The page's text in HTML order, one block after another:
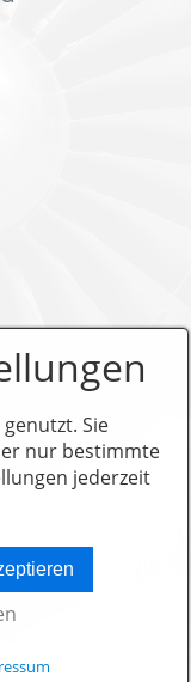
Sie
nur bestimmte
jederzeit